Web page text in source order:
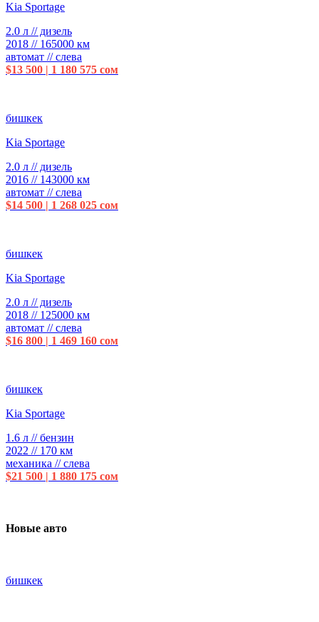
Kia Sportage
2.0 л // дизель
2018 // 165000 км
автомат // слева
$13 500 | 1 180 575 сом
бишкек
Kia Sportage
2.0 л // дизель
2016 // 143000 км
автомат // слева
$14 500 | 1 268 025 сом
бишкек
Kia Sportage
2.0 л // дизель
2018 // 125000 км
автомат // слева
$16 800 | 1 469 160 сом
бишкек
Kia Sportage
1.6 л // бензин
2022 // 170 км
механика // слева
$21 500 | 1 880 175 сом
Новые авто
бишкек